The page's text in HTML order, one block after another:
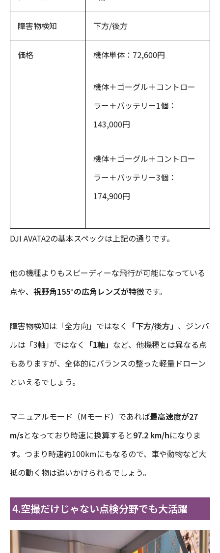
障害物検知 下方/後方
価格 機体単体：72,600円
機体＋ゴーグル＋コントロー
ラー＋バッテリー1個：
143,000円
機体＋ゴーグル＋コントロー
ラー＋バッテリー3個：
174,900円
DJI AVATA2の基本スペックは上記の通りです。
他の機種よりもスピーディーな飛行が可能になっている
点や、 視野角155°の広角レンズが特徴です。
障害物検知は「全方向」ではなく 「下方/後方」 、ジンバ
ルは「3軸」ではなく 「1軸」 など、他機種とは異なる点
もありますが、全体的にバランスの整った軽量ドローン
といえるでしょう。
マニュアルモード（Mモード）であれば最高速度が27
m/sとなっており時速に換算すると97.2 km/hになりま
す。つまり時速約100kmにもなるので、車や動物など大
抵の動く物は追いかけられるでしょう。
4.空撮だけじゃない点検分野でも大活躍